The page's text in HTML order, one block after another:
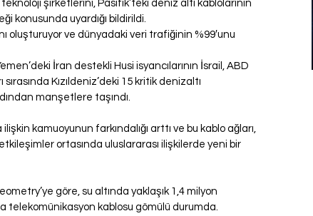
şirketlerini, Pasifik’teki deniz altı kablolarının
konusunda uyardığı bildirildi.
oluşturuyor ve dünyadaki veri trafiğinin %99′unu
İran destekli Husi isyancılarının İsrail, ABD
Kızıldeniz’deki 15 kritik denizaltı
manşetlere taşındı.
kamuoyunun farkındalığı arttı ve bu kablo ağları,
ortasında uluslararası ilişkilerde yeni bir
göre, su altında yaklaşık 1,4 milyon
telekomünikasyon kablosu gömülü durumda.